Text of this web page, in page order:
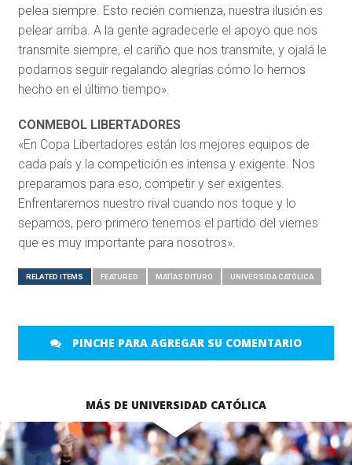
pelea siempre. Esto recién comienza, nuestra ilusión es
pelear arriba. A la gente agradecerle el apoyo que nos
transmite siempre, el cariño que nos transmite, y ojalá le
podamos seguir regalando alegrías cómo lo hemos
hecho en el último tiempo».
CONMEBOL LIBERTADORES
«En Copa Libertadores están los mejores equipos de
cada país y la competición es intensa y exigente. Nos
preparamos para eso, competir y ser exigentes.
Enfrentaremos nuestro rival cuando nos toque y lo
sepamos, pero primero tenemos el partido del viernes
que es muy importante para nosotros».
RELATED ITEMS FEATURED MATÍAS DITURO UNIVERSIDA CATÓLICA
PINCHE PARA AGREGAR SU COMENTARIO
MÁS DE UNIVERSIDAD CATÓLICA